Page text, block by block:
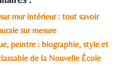
mur intérieur : tout savoir
sur mesure
peintre : biographie, style et
de la Nouvelle École